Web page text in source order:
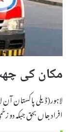
مکان کی
لاہور(ڈیلی پاکستان
افراد جاں بحق جبکہ دو